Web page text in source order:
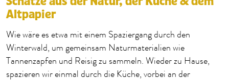
Altpapier
Wie wäre es etwa mit einem Spaziergang durch den
Winterwald, um gemeinsam Naturmaterialien wie
Tannenzapfen und Reisig zu sammeln. Wieder zu Hause,
spazieren wir einmal durch die Küche, vorbei an der